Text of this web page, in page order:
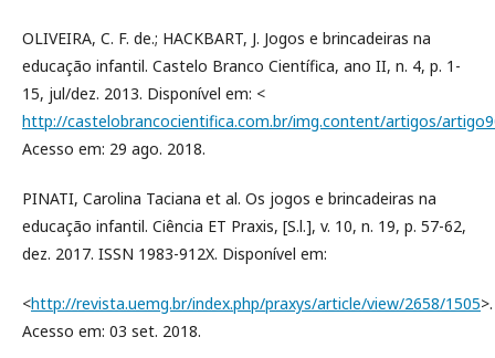
OLIVEIRA, C. F. de.; HACKBART, J. Jogos e brincadeiras na
educação infantil. Castelo Branco Científica, ano II, n. 4, p. 1-
15, jul/dez. 2013. Disponível em: <
http://castelobrancocientifica.com.br/img.content/artigos/
Acesso em: 29 ago. 2018.
PINATI, Carolina Taciana et al. Os jogos e brincadeiras na
educação infantil. Ciência ET Praxis, [S.l.], v. 10, n. 19, p. 57-62,
dez. 2017. ISSN 1983-912X. Disponível em:
<http://revista.uemg.br/index.php/praxys/article/view/2658/1505>.
Acesso em: 03 set. 2018.